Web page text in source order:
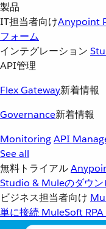
製品
IT担当者向けAnypoint
フォーム
インテグレーション
API管理
Flex Gateway新着情報
Governance新着情報
MonitoringAPI
See all
無料トライアル
Studio & Muleのダウン
ビジネス担当者向け
単に接続 MuleSoft RPA